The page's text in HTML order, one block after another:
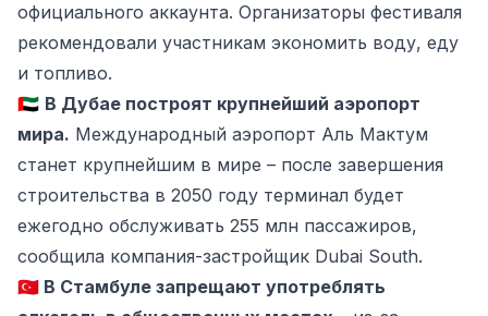
официального аккаунта. Организаторы фестиваля
рекомендовали участникам экономить воду, еду
и топливо.
🇦🇪 В Дубае построят крупнейший аэропорт
мира. Международный аэропорт Аль Мактум
станет крупнейшим в мире – после завершения
строительства в 2050 году терминал будет
ежегодно обслуживать 255 млн пассажиров,
сообщила компания-застройщик Dubai South.
🇹🇷 В Стамбуле запрещают употреблять